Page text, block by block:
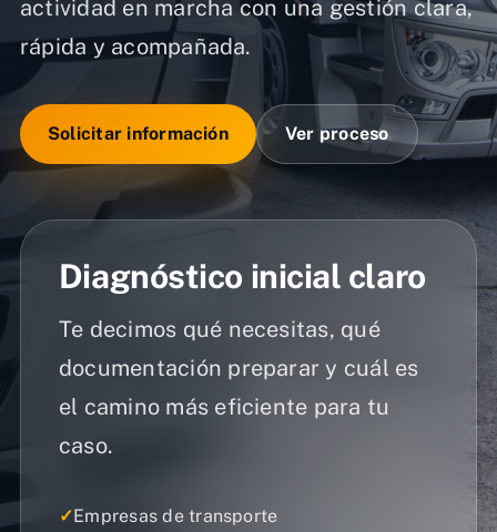
actividad en marcha con una gestión clara,
rápida y acompañada.
Solicitar información Ver proceso
Diagnóstico inicial claro
Te decimos qué necesitas, qué
documentación preparar y cuál es
el camino más eficiente para tu
caso.
✓Empresas de transporte